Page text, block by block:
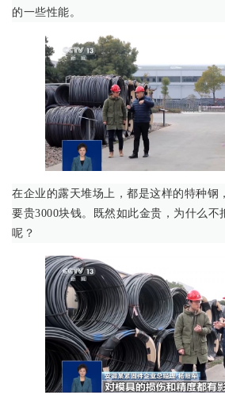
的一些性能。
在企业的露天堆场上，都是这样的特种钢
要贵3000块钱。既然如此金贵，为什么不
呢？